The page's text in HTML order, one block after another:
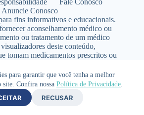
para garantir que você tenha a melhor
site. Confira nossa Política de Privacidade.
RECUSAR
Fale Conosco
Anuncie Conosco
fins informativos e educacionais.
aconselhamento médico ou
ou tratamento de um médico
deste conteúdo,
tomam medicamentos prescritos ou
suplementação ou estilo de
vida.
pertence ao grupo
- CNPJ n° 43.726.917/0001-80